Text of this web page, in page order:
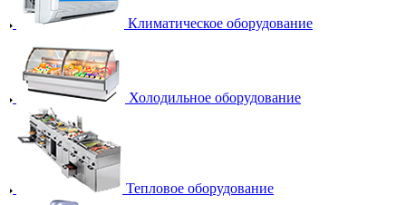
Климатическое оборудование
Холодильное оборудование
Тепловое оборудование